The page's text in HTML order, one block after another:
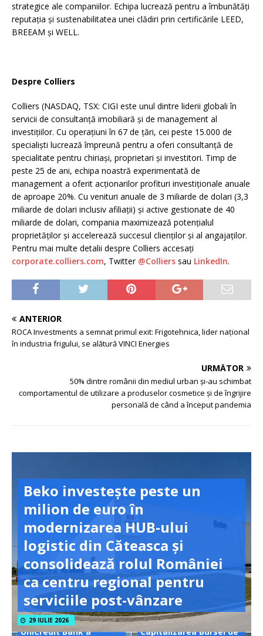
strategice ale companiilor. Echipa lucrează pentru a îmbunătăți
reputația și sustenabilitatea unei clădiri prin certificările LEED,
BREEAM și WELL.
Despre Colliers
Colliers (NASDAQ, TSX: CIGI este unul dintre liderii globali în
servicii de consultanță imobiliară și de management al
investițiilor. Cu operațiuni în 67 de țări, cei peste 15.000 de
specialiști lucrează împreună pentru a oferi consultanță de
specialitate pentru chiriași, proprietari și investitori. Timp de
peste 25 de ani, echipa noastră experimentată de
management a oferit acționarilor profituri investiționale anuale
de aproape 20%. Cu venituri anuale de 3 miliarde de dolari (3,3
miliarde de dolari inclusiv afiliații) și active gestionate de 40
miliarde de dolari, compania maximizează potențialul
proprietăților și accelerează succesul clienților și al angajaților.
Pentru mai multe detalii despre Colliers accesați
corporate.colliers.com, Twitter @Colliers sau LinkedIn.
ANTERIOR
ROCA Investments a semnat primul exit: Frigotehnica, lider național
în industria frigului, se alătură VINCI Energies
URMĂTOR
50% dintre românii din mediul urban și-au schimbat
comportamentul de utilizare a produselor cosmetice și de îngrijire
personală de când a început pandemia
Beko investește peste un
milion de euro în
modernizarea HUB-ului
logistic din Căteasca și
consolidează rolul României
ca centru regional pentru
serviciile post-vânzare
29 IULIE 2026
UniCredit Bank a Capitalizarea Bursei de